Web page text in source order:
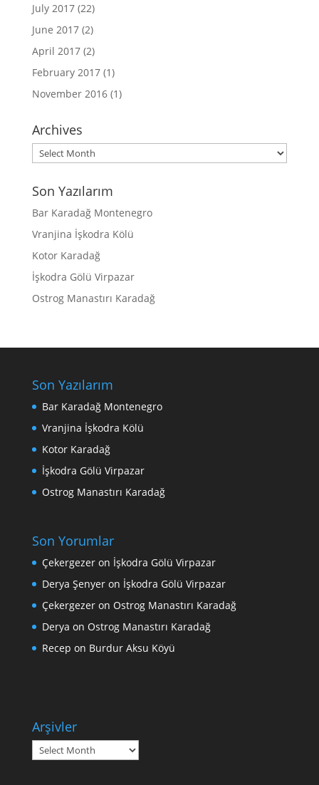
July 2017(22)
June 2017(2)
April 2017(2)
February 2017(1)
November 2016(1)
Archives
Archives
Son Yazılarım
Bar Karadağ Montenegro
Vranjina İşkodra Kölü
Kotor Karadağ
İşkodra Gölü Virpazar
Ostrog Manastırı Karadağ
Son Yazılarım
Bar Karadağ Montenegro
Vranjina İşkodra Kölü
Kotor Karadağ
İşkodra Gölü Virpazar
Ostrog Manastırı Karadağ
Son Yorumlar
Çekergezeron İşkodra Gölü Virpazar
Derya Şenyeron İşkodra Gölü Virpazar
Çekergezeron Ostrog Manastırı Karadağ
Derya on Ostrog Manastırı Karadağ
Recep on Burdur Aksu Köyü
Arşivler
Arşivler